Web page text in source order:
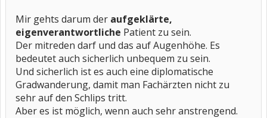
Mir gehts darum der aufgeklärte,
eigenverantwortliche Patient zu sein.
Der mitreden darf und das auf Augenhöhe. Es
bedeutet auch sicherlich unbequem zu sein.
Und sicherlich ist es auch eine diplomatische
Gradwanderung, damit man Fachärzten nicht zu
sehr auf den Schlips tritt.
Aber es ist möglich, wenn auch sehr anstrengend.